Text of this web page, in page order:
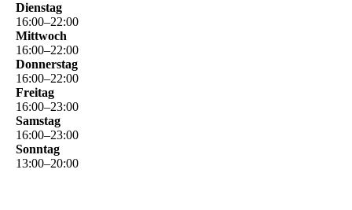
Dienstag
16:00–22:00
Mittwoch
16:00–22:00
Donnerstag
16:00–22:00
Freitag
16:00–23:00
Samstag
16:00–23:00
Sonntag
13:00–20:00